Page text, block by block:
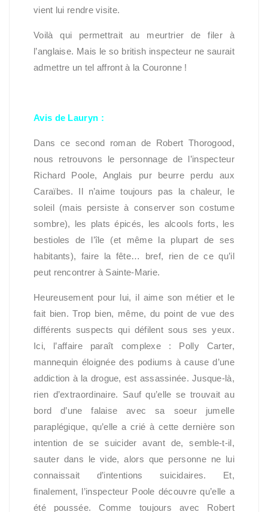
vient lui rendre visite.
Voilà qui permettrait au meurtrier de filer à
l’anglaise. Mais le so british inspecteur ne saurait
admettre un tel affront à la Couronne !
Avis de Lauryn :
Dans ce second roman de Robert Thorogood,
nous retrouvons le personnage de l’inspecteur
Richard Poole, Anglais pur beurre perdu aux
Caraïbes. Il n’aime toujours pas la chaleur, le
soleil (mais persiste à conserver son costume
sombre), les plats épicés, les alcools forts, les
bestioles de l’île (et même la plupart de ses
habitants), faire la fête… bref, rien de ce qu’il
peut rencontrer à Sainte-Marie.
Heureusement pour lui, il aime son métier et le
fait bien. Trop bien, même, du point de vue des
différents suspects qui défilent sous ses yeux.
Ici, l’affaire paraît complexe : Polly Carter,
mannequin éloignée des podiums à cause d’une
addiction à la drogue, est assassinée. Jusque-là,
rien d’extraordinaire. Sauf qu’elle se trouvait au
bord d’une falaise avec sa soeur jumelle
paraplégique, qu’elle a crié à cette dernière son
intention de se suicider avant de, semble-t-il,
sauter dans le vide, alors que personne ne lui
connaissait d’intentions suicidaires. Et,
finalement, l’inspecteur Poole découvre qu’elle a
été poussée. Comme toujours avec Robert